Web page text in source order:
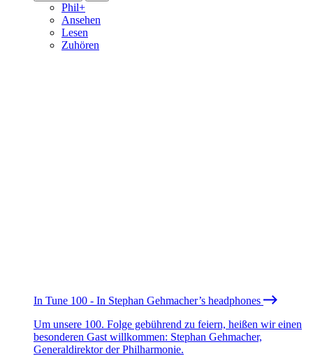
Phil+
Ansehen
Lesen
Zuhören
In Tune 100 - In Stephan Gehmacher’s headphones
Um unsere 100. Folge gebührend zu feiern, heißen wir einen
besonderen Gast willkommen: Stephan Gehmacher,
Generaldirektor der Philharmonie.